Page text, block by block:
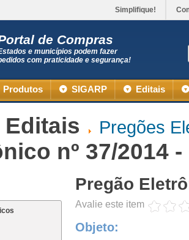
Simplifique!
de Compras
e municípios podem fazer
com praticidade e segurança!
Produtos SIGARP Editais
Editais Pregões
nº 37/2014
Pregão
Avalie este item
Objeto: